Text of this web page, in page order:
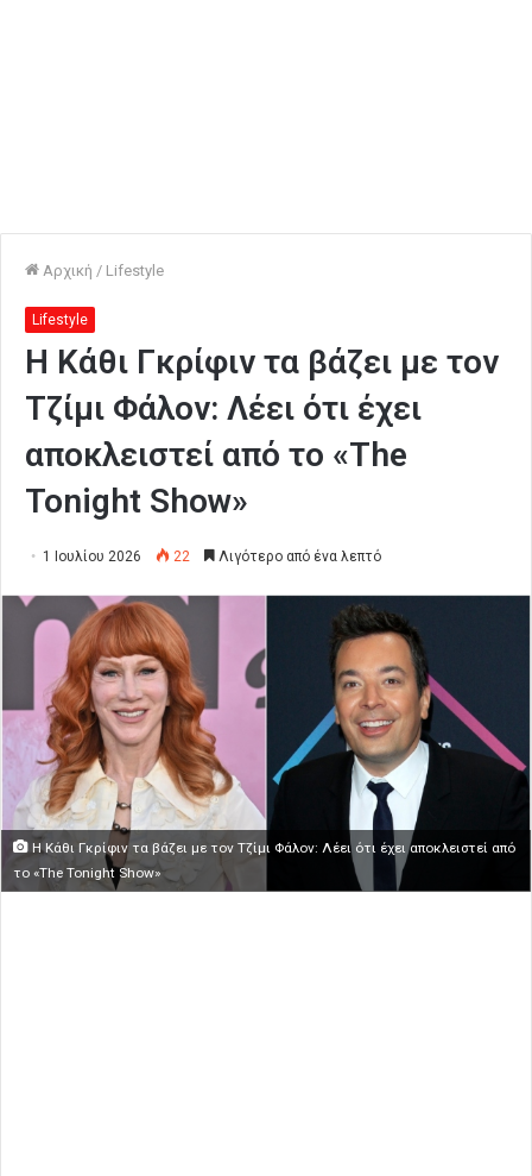
Αρχική / Lifestyle
Lifestyle
Η Κάθι Γκρίφιν τα βάζει με τον
Τζίμι Φάλον: Λέει ότι έχει
αποκλειστεί από το «The
Tonight Show»
1 Ιουλίου 2026 22 Λιγότερο από ένα λεπτό
Η Κάθι Γκρίφιν τα βάζει με τον Τζίμι Φάλον: Λέει ότι έχει αποκλειστεί από
το «The Tonight Show»